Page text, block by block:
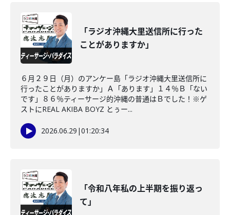
「ラジオ沖縄大里送信所に行った
ことがありますか」
６月２９日（月）のアンケー島「ラジオ沖縄大里送信所に
行ったことがありますか」Ａ「あります」１４％Ｂ「ない
です」８６％ティーサージ的沖縄の普通はＢでした！※ゲ
ストにREAL AKIBA BOYZ とぅー...
2026.06.29 |01:20:34
「令和八年私の上半期を振り返っ
て」